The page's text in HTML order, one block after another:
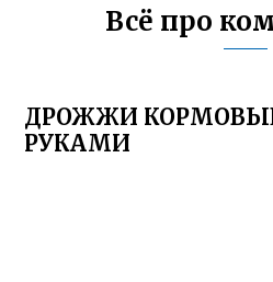
Всё про
ДРОЖЖИ
РУКАМИ